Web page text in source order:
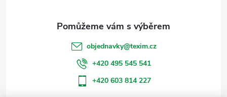
objednavky@texim.cz
+420 495 545 541
+420 603 814 227